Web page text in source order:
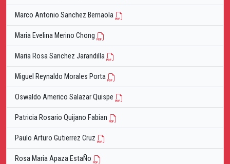
Marco Antonio Sanchez Bernaola
Maria Evelina Merino Chong
Maria Rosa Sanchez Jarandilla
Miguel Reynaldo Morales Porta
Oswaldo Americo Salazar Quispe
Patricia Rosario Quijano Fabian
Paulo Arturo Gutierrez Cruz
Rosa Maria Apaza EstaÑo